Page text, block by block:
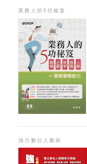
業務人的5功秘笈
強力數位人脈術